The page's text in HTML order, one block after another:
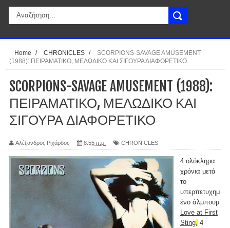
Home / CHRONICLES /
SCORPIONS-SAVAGE AMUSEMENT
(1988): ΠΕΙΡΑΜΑΤΙΚΟ, ΜΕΛΩΔΙΚΟ ΚΑΙ ΣΙΓΟΥΡΑ ΔΙΑΦΟΡΕΤΙΚΟ
SCORPIONS-SAVAGE AMUSEMENT (1988):
ΠΕΙΡΑΜΑΤΙΚΟ, ΜΕΛΩΔΙΚΟ ΚΑΙ
ΣΙΓΟΥΡΑ ΔΙΑΦΟΡΕΤΙΚΟ
Αλέξανδρος Ριχάρδος 8:55 π.μ. CHRONICLES
4 ολόκληρα
χρόνια μετά
το
υπερπετυχημ
ένο άλμπουμ
Love at First
Sting 4